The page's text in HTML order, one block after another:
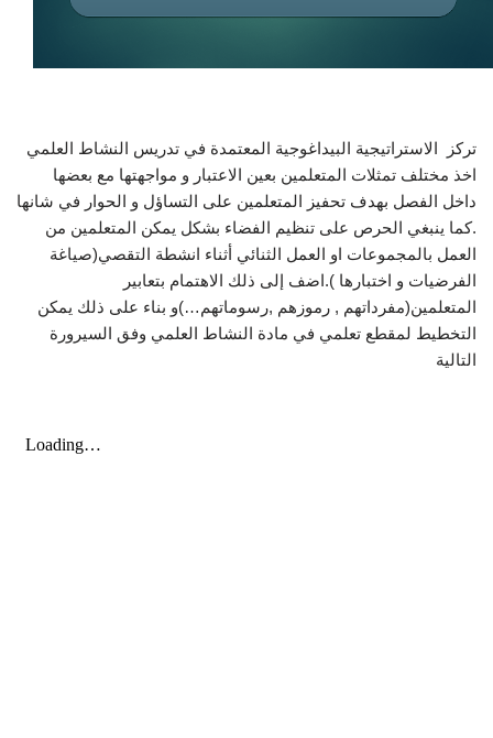
تركز الاستراتيجية البيداغوجية المعتمدة في تدريس النشاط العلمي
اخذ مختلف تمثلات المتعلمين بعين الاعتبار و مواجهتها مع بعضها
داخل الفصل بهدف تحفيز المتعلمين على التساؤل و الحوار في شانها
.كما ينبغي الحرص على تنظيم الفضاء بشكل يمكن المتعلمين من
العمل بالمجموعات او العمل الثنائي أثناء انشطة التقصي(صياغة
الفرضيات و اختبارها ).اضف إلى ذلك الاهتمام بتعابير
المتعلمين(مفرداتهم , رموزهم ,رسوماتهم…)و بناء على ذلك يمكن
التخطيط لمقطع تعلمي في مادة النشاط العلمي وفق السيرورة
التالية